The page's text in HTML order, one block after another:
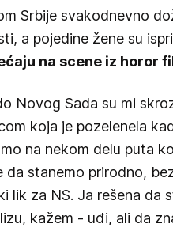
Srbije svakodnevno
a pojedine žene su
na scene iz horor
Novog Sada su mi
koja je pozelenela
na nekom delu puta
da stanemo prirodno,
lik za NS. Ja rešena da
kažem - uđi, ali da